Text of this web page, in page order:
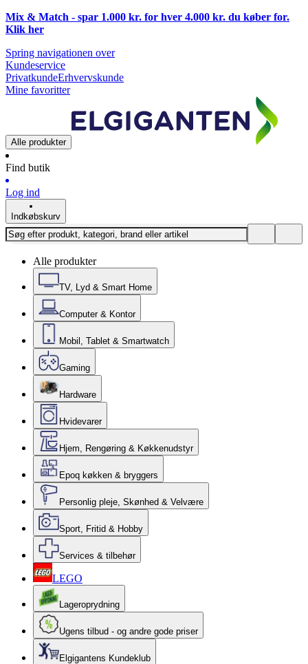
Mix & Match - spar 1.000 kr. for hver 4.000 kr. du køber for.
Klik her
Spring navigationen over
Kundeservice
PrivatkundeErhvervskunde
Mine favoritter
Alle produkter
Find butik
Log ind
Indkøbskurv
Alle produkter
TV, Lyd & Smart Home
Computer & Kontor
Mobil, Tablet & Smartwatch
Gaming
Hardware
Hvidevarer
Hjem, Rengøring & Køkkenudstyr
Epoq køkken & bryggers
Personlig pleje, Skønhed & Velvære
Sport, Fritid & Hobby
Services & tilbehør
LEGO
Lageroprydning
Ugens tilbud - og andre gode priser
Elgigantens Kundeklub